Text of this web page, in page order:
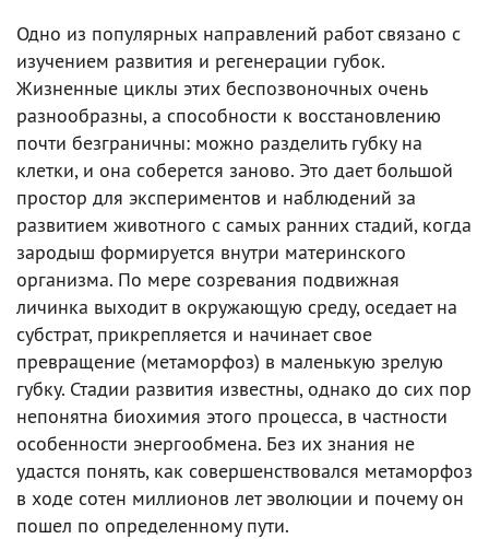
Одно из популярных направлений работ связано с
изучением развития и регенерации губок.
Жизненные циклы этих беспозвоночных очень
разнообразны, а способности к восстановлению
почти безграничны: можно разделить губку на
клетки, и она соберется заново. Это дает большой
простор для экспериментов и наблюдений за
развитием животного с самых ранних стадий, когда
зародыш формируется внутри материнского
организма. По мере созревания подвижная
личинка выходит в окружающую среду, оседает на
субстрат, прикрепляется и начинает свое
превращение (метаморфоз) в маленькую зрелую
губку. Стадии развития известны, однако до сих пор
непонятна биохимия этого процесса, в частности
особенности энергообмена. Без их знания не
удастся понять, как совершенствовался метаморфоз
в ходе сотен миллионов лет эволюции и почему он
пошел по определенному пути.